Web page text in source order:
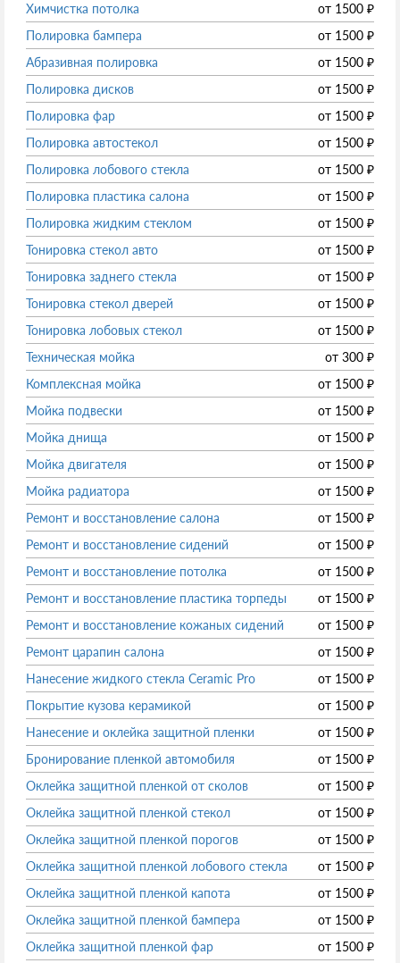
Химчистка потолка
от 1500 ₽
Полировка бампера
от 1500 ₽
Абразивная полировка
от 1500 ₽
Полировка дисков
от 1500 ₽
Полировка фар
от 1500 ₽
Полировка автостекол
от 1500 ₽
Полировка лобового стекла
от 1500 ₽
Полировка пластика салона
от 1500 ₽
Полировка жидким стеклом
от 1500 ₽
Тонировка стекол авто
от 1500 ₽
Тонировка заднего стекла
от 1500 ₽
Тонировка стекол дверей
от 1500 ₽
Тонировка лобовых стекол
от 1500 ₽
Техническая мойка
от 300 ₽
Комплексная мойка
от 1500 ₽
Мойка подвески
от 1500 ₽
Мойка днища
от 1500 ₽
Мойка двигателя
от 1500 ₽
Мойка радиатора
от 1500 ₽
Ремонт и восстановление салона
от 1500 ₽
Ремонт и восстановление сидений
от 1500 ₽
Ремонт и восстановление потолка
от 1500 ₽
Ремонт и восстановление пластика торпеды
от 1500 ₽
Ремонт и восстановление кожаных сидений
от 1500 ₽
Ремонт царапин салона
от 1500 ₽
Нанесение жидкого стекла Ceramic Pro
от 1500 ₽
Покрытие кузова керамикой
от 1500 ₽
Нанесение и оклейка защитной пленки
от 1500 ₽
Бронирование пленкой автомобиля
от 1500 ₽
Оклейка защитной пленкой от сколов
от 1500 ₽
Оклейка защитной пленкой стекол
от 1500 ₽
Оклейка защитной пленкой порогов
от 1500 ₽
Оклейка защитной пленкой лобового стекла
от 1500 ₽
Оклейка защитной пленкой капота
от 1500 ₽
Оклейка защитной пленкой бампера
от 1500 ₽
Оклейка защитной пленкой фар
от 1500 ₽